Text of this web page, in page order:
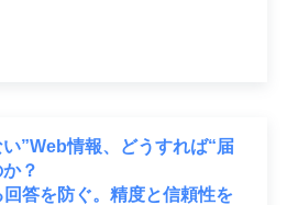
”Web情報、どうすれば“届
？
答を防ぐ。精度と信頼性を